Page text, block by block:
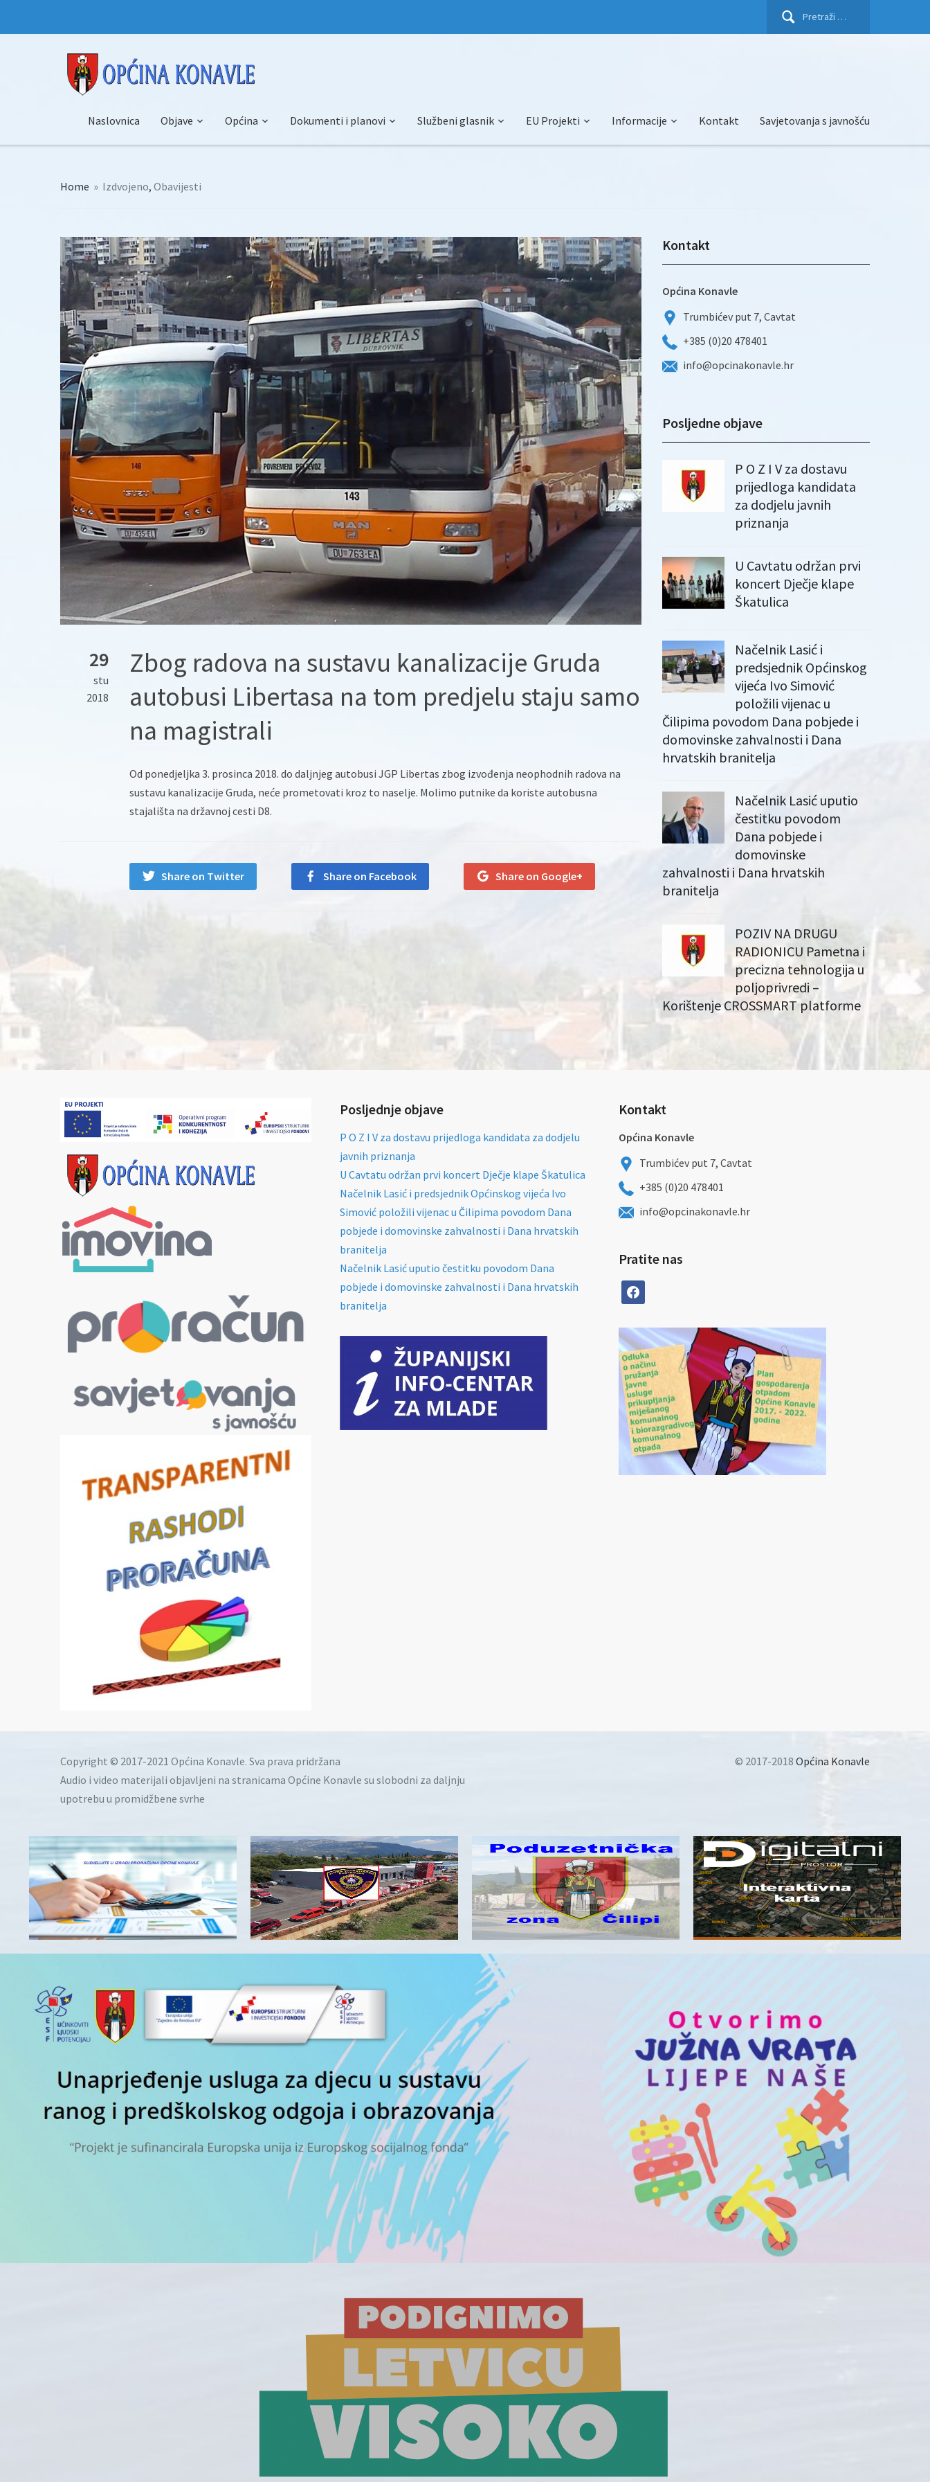
Pretraži:
Naslovnica Objave Općina Dokumenti i planovi Službeni glasnik EU Projekti Informacije Kontakt Savjetovanja s javnošću
Home » Izdvojeno, Obavijesti
29
stu
2018
Zbog radova na sustavu kanalizacije Gruda
autobusi Libertasa na tom predjelu staju samo
na magistrali
Od ponedjeljka 3. prosinca 2018. do daljnjeg autobusi JGP Libertas zbog izvođenja neophodnih radova na
sustavu kanalizacije Gruda, neće prometovati kroz to naselje. Molimo putnike da koriste autobusna
stajališta na državnoj cesti D8.
Share on Twitter Share on Facebook Share on Google+
Kontakt
Općina Konavle
Trumbićev put 7, Cavtat
+385 (0)20 478401
info@opcinakonavle.hr
Posljedne objave
P O Z I V za dostavu
prijedloga kandidata
za dodjelu javnih
priznanja
U Cavtatu održan prvi
koncert Dječje klape
Škatulica
Načelnik Lasić i
predsjednik Općinskog
vijeća Ivo Simović
položili vijenac u
Čilipima povodom Dana pobjede i
domovinske zahvalnosti i Dana
hrvatskih branitelja
Načelnik Lasić uputio
čestitku povodom
Dana pobjede i
domovinske
zahvalnosti i Dana hrvatskih
branitelja
POZIV NA DRUGU
RADIONICU Pametna i
precizna tehnologija u
poljoprivredi –
Korištenje CROSSMART platforme
Posljednje objave
P O Z I V za dostavu prijedloga kandidata za dodjelu
javnih priznanja
U Cavtatu održan prvi koncert Dječje klape Škatulica
Načelnik Lasić i predsjednik Općinskog vijeća Ivo
Simović položili vijenac u Čilipima povodom Dana
pobjede i domovinske zahvalnosti i Dana hrvatskih
branitelja
Načelnik Lasić uputio čestitku povodom Dana
pobjede i domovinske zahvalnosti i Dana hrvatskih
branitelja
Kontakt
Općina Konavle
Trumbićev put 7, Cavtat
+385 (0)20 478401
info@opcinakonavle.hr
Pratite nas
facebook
Copyright © 2017-2021 Općina Konavle. Sva prava pridržana
Audio i video materijali objavljeni na stranicama Općine Konavle su slobodni za daljnju
upotrebu u promidžbene svrhe
© 2017-2018 Općina Konavle